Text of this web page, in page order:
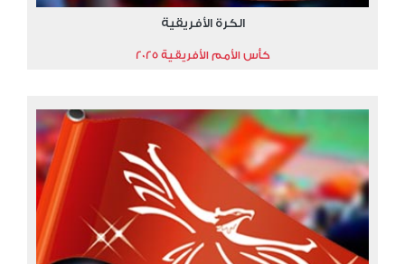
الكرة الأفريقية
كأس الأمم الأفريقية 2025